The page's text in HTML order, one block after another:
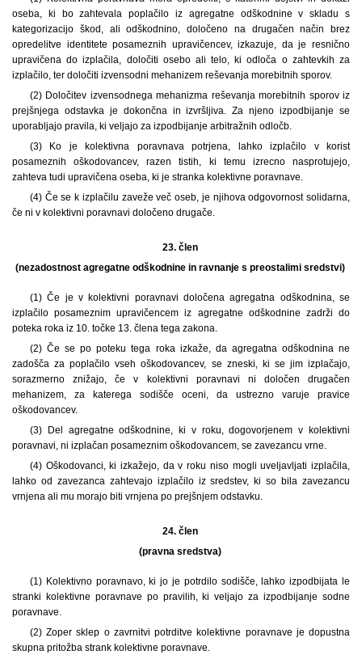
oseba, ki bo zahtevala poplačilo iz agregatne odškodnine v skladu s
kategorizacijo škod, ali odškodnino, določeno na drugačen način brez
opredelitve identitete posameznih upravičencev, izkazuje, da je resnično
upravičena do izplačila, določiti osebo ali telo, ki odloča o zahtevkih za
izplačilo, ter določiti izvensodni mehanizem reševanja morebitnih sporov.
(2) Določitev izvensodnega mehanizma reševanja morebitnih sporov iz
prejšnjega odstavka je dokončna in izvršljiva. Za njeno izpodbijanje se
uporabljajo pravila, ki veljajo za izpodbijanje arbitražnih odločb.
(3) Ko je kolektivna poravnava potrjena, lahko izplačilo v korist
posameznih oškodovancev, razen tistih, ki temu izrecno nasprotujejo,
zahteva tudi upravičena oseba, ki je stranka kolektivne poravnave.
(4) Če se k izplačilu zaveže več oseb, je njihova odgovornost solidarna,
če ni v kolektivni poravnavi določeno drugače.
23. člen
(nezadostnost agregatne odškodnine in ravnanje s preostalimi sredstvi)
(1) Če je v kolektivni poravnavi določena agregatna odškodnina, se
izplačilo posameznim upravičencem iz agregatne odškodnine zadrži do
poteka roka iz 10. točke 13. člena tega zakona.
(2) Če se po poteku tega roka izkaže, da agregatna odškodnina ne
zadošča za poplačilo vseh oškodovancev, se zneski, ki se jim izplačajo,
sorazmerno znižajo, če v kolektivni poravnavi ni določen drugačen
mehanizem, za katerega sodišče oceni, da ustrezno varuje pravice
oškodovancev.
(3) Del agregatne odškodnine, ki v roku, dogovorjenem v kolektivni
poravnavi, ni izplačan posameznim oškodovancem, se zavezancu vrne.
(4) Oškodovanci, ki izkažejo, da v roku niso mogli uveljavljati izplačila,
lahko od zavezanca zahtevajo izplačilo iz sredstev, ki so bila zavezancu
vrnjena ali mu morajo biti vrnjena po prejšnjem odstavku.
24. člen
(pravna sredstva)
(1) Kolektivno poravnavo, ki jo je potrdilo sodišče, lahko izpodbijata le
stranki kolektivne poravnave po pravilih, ki veljajo za izpodbijanje sodne
poravnave.
(2) Zoper sklep o zavrnitvi potrditve kolektivne poravnave je dopustna
skupna pritožba strank kolektivne poravnave.